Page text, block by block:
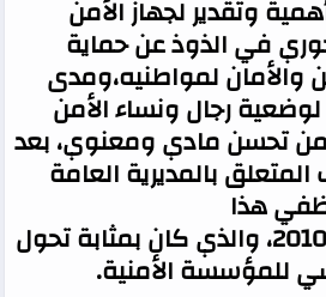
وتقدير لجهاز الأمن
في الذوذ عن حماية
والأمان لمواطنيه،ومدى
رجال ونساء الأمن
من تحسن مادي ومعنوي، بعد
بالمديرية العامة
هذا
الجهاز،بتاريخ23فبراير2010، والذي كان بمثابة تحول
للمؤسسة الأمنية.